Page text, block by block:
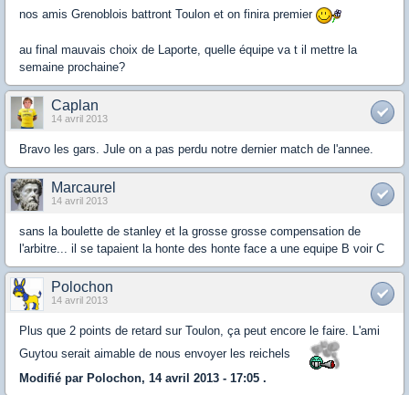
nos amis Grenoblois battront Toulon et on finira premier
au final mauvais choix de Laporte, quelle équipe va t il mettre la
semaine prochaine?
Caplan
14 avril 2013
Bravo les gars. Jule on a pas perdu notre dernier match de l'annee.
Marcaurel
14 avril 2013
sans la boulette de stanley et la grosse grosse compensation de
l'arbitre... il se tapaient la honte des honte face a une equipe B voir C
Polochon
14 avril 2013
Plus que 2 points de retard sur Toulon, ça peut encore le faire. L'ami
Guytou serait aimable de nous envoyer les reichels
Modifié par Polochon, 14 avril 2013 - 17:05 .